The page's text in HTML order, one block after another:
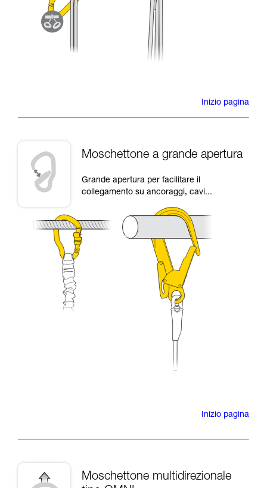
Inizio pagina
Moschettone a grande apertura
Grande apertura per facilitare il
collegamento su ancoraggi, cavi...
Inizio pagina
Moschettone multidirezionale